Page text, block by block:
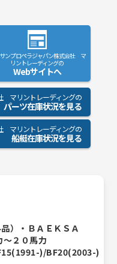
ンプロペラジャパン株式会社 マ
リントレーディングの
Webサイトへ
マリントレーディングの
パーツ在庫状況を見る
マリントレーディングの
船艇在庫状況を見る
）・ＢＡＥＫＳＡ
２０馬力
)/BF20(2003-)